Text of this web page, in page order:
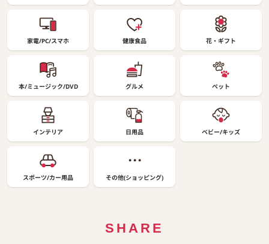
家電/PC/スマホ 健康食品 花・ギフト
本/ミュージック/DVD グルメ ペット
インテリア 日用品 ベビー/キッズ
スポーツ/カー用品 その他(ショッピング)
SHARE